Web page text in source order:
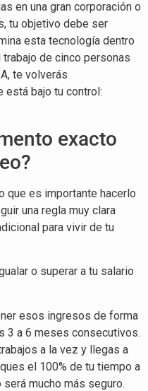
en una gran corporación o
tu objetivo debe ser
esta tecnología dentro
de cinco personas
te volverás
está bajo tu control:
exacto
que es importante hacerlo
una regla muy clara
para vivir de tu
o superar a tu salario
esos ingresos de forma
3 a 6 meses consecutivos.
a la vez y llegas a
el 100% de tu tiempo a
mucho más seguro.